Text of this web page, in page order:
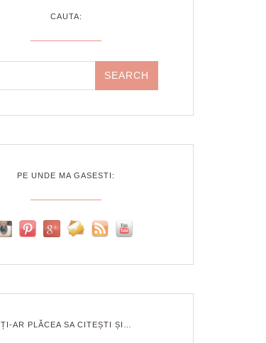
CAUTA:
PE UNDE MA GASESTI:
ȚI-AR PLĂCEA SA CITEȘTI ȘI…